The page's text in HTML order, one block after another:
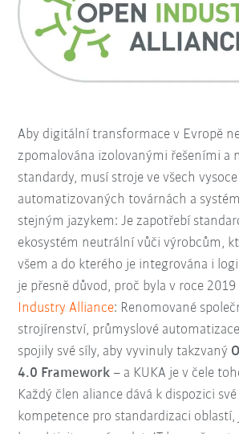
Aby digitální transformace v Evropě
zpomalována izolovanými řešeními a
standardy, musí stroje ve všech vysoce
automatizovaných továrnách a
stejným jazykem: Je zapotřebí
ekosystém neutrální vůči výrobcům,
všem a do kterého je integrována i
je přesně důvod, proč byla v roce 2019
Industry Alliance: Renomované
strojírenství, průmyslové
spojily své síly, aby vyvinuly takzvaný
4.0 Framework – a KUKA je v čele
Každý člen aliance dává k dispozici
kompetence pro standardizaci oblastí,